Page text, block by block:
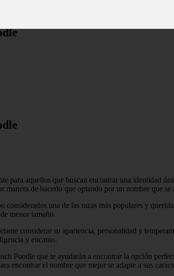
para aquellos que buscan encontrar una identidad
de hacerlo que optando por un nombre que se
una de las razas más populares y
menor tamaño.
considerar su apariencia, personalidad y
y encanto.
Poodle que te ayudarán a encontrar la opción
encontrar el nombre que mejor se adapte a sus